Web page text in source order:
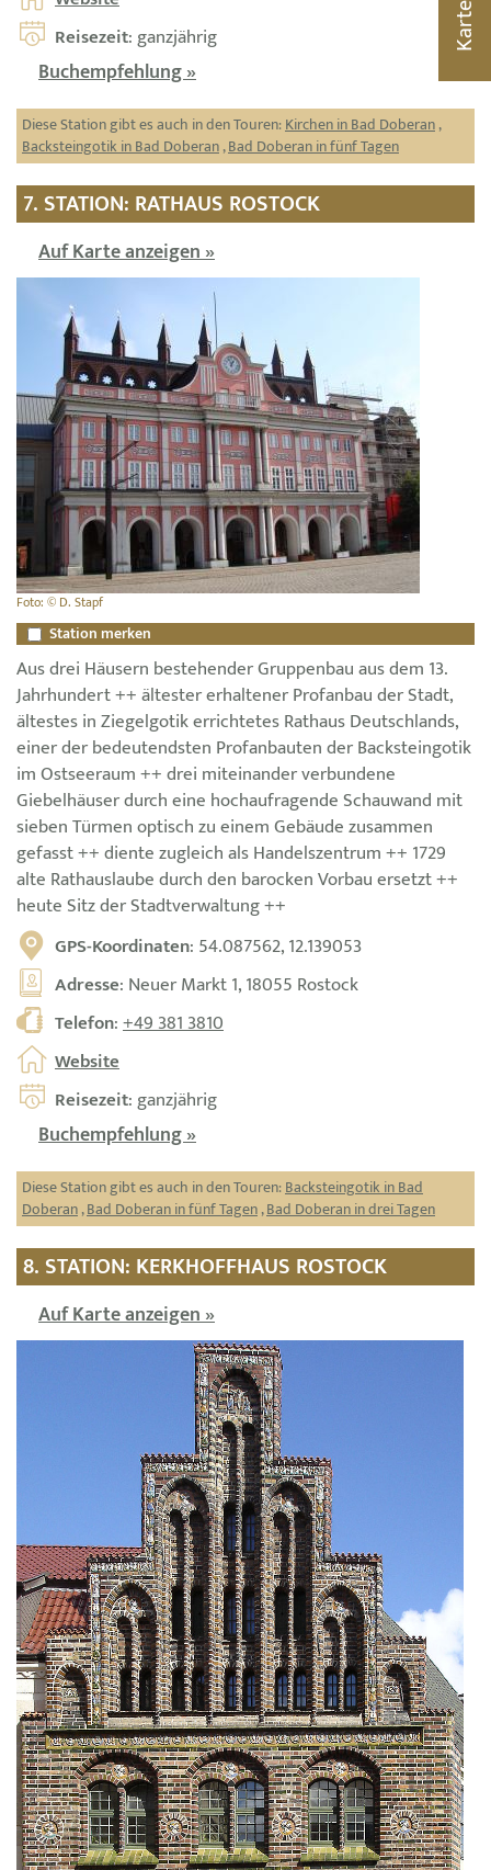
Reisezeit: ganzjährig
Buchempfehlung »
Diese Station gibt es auch in den Touren:Kirchen in Bad Doberan,
Backsteingotik in Bad Doberan,Bad Doberan in fünf Tagen
7. STATION: RATHAUS ROSTOCK
Auf Karte anzeigen »
Foto: © D. Stapf
Station merken
Aus drei Häusern bestehender Gruppenbau aus dem 13.
Jahrhundert ++ ältester erhaltener Profanbau der Stadt,
ältestes in Ziegelgotik errichtetes Rathaus Deutschlands,
einer der bedeutendsten Profanbauten der Backsteingotik
im Ostseeraum ++ drei miteinander verbundene
Giebelhäuser durch eine hochaufragende Schauwand mit
sieben Türmen optisch zu einem Gebäude zusammen
gefasst ++ diente zugleich als Handelszentrum ++ 1729
alte Rathauslaube durch den barocken Vorbau ersetzt ++
heute Sitz der Stadtverwaltung ++
GPS-Koordinaten: 54.087562, 12.139053
Adresse: Neuer Markt 1, 18055 Rostock
Telefon:+49 381 3810
Website
Reisezeit: ganzjährig
Buchempfehlung »
Diese Station gibt es auch in den Touren:Backsteingotik in Bad
Doberan,Bad Doberan in fünf Tagen,Bad Doberan in drei Tagen
8. STATION: KERKHOFFHAUS ROSTOCK
Auf Karte anzeigen »
Karte